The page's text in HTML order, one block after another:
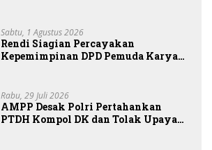
Sabtu, 1 Agustus 2026
Rendi Siagian Percayakan
Kepemimpinan DPD Pemuda Karya
Rabu, 29 Juli 2026
AMPP Desak Polri Pertahankan
PTDH Kompol DK dan Tolak Upaya